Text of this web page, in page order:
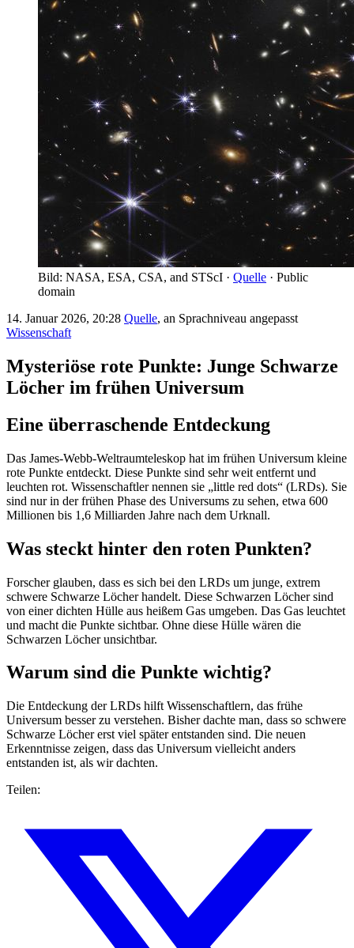
Bild: NASA, ESA, CSA, and STScI · Quelle · Public
domain
14. Januar 2026, 20:28 Quelle, an Sprachniveau angepasst
Wissenschaft
Mysteriöse rote Punkte: Junge Schwarze
Löcher im frühen Universum
Eine überraschende Entdeckung
Das James-Webb-Weltraumteleskop hat im frühen Universum kleine
rote Punkte entdeckt. Diese Punkte sind sehr weit entfernt und
leuchten rot. Wissenschaftler nennen sie „little red dots“ (LRDs). Sie
sind nur in der frühen Phase des Universums zu sehen, etwa 600
Millionen bis 1,6 Milliarden Jahre nach dem Urknall.
Was steckt hinter den roten Punkten?
Forscher glauben, dass es sich bei den LRDs um junge, extrem
schwere Schwarze Löcher handelt. Diese Schwarzen Löcher sind
von einer dichten Hülle aus heißem Gas umgeben. Das Gas leuchtet
und macht die Punkte sichtbar. Ohne diese Hülle wären die
Schwarzen Löcher unsichtbar.
Warum sind die Punkte wichtig?
Die Entdeckung der LRDs hilft Wissenschaftlern, das frühe
Universum besser zu verstehen. Bisher dachte man, dass so schwere
Schwarze Löcher erst viel später entstanden sind. Die neuen
Erkenntnisse zeigen, dass das Universum vielleicht anders
entstanden ist, als wir dachten.
Teilen: